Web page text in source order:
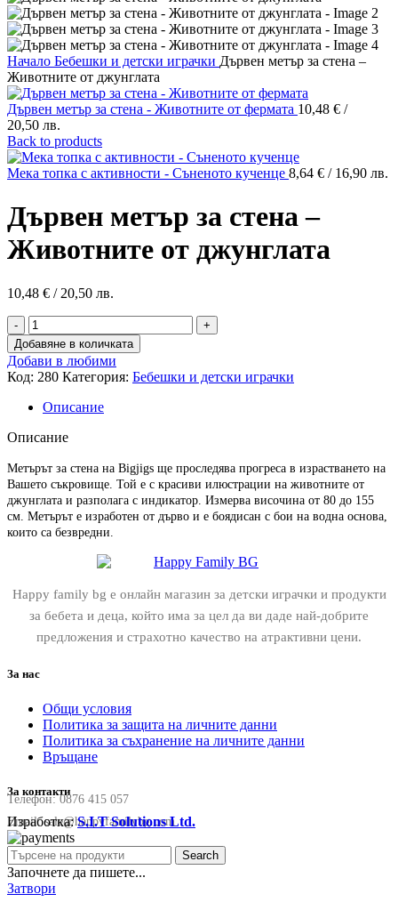
Начало Бебешки и детски играчки Дървен метър за стена –
Животните от джунглата
Дървен метър за стена - Животните от фермата 10,48 € /
20,50 лв.
Back to products
Мека топка с активности - Съненото кученце 8,64 € / 16,90 лв.
Дървен метър за стена –
Животните от джунглата
10,48 € / 20,50 лв.
количество
за
Дървен
метър
за
стена
Животните
джунглата
Добавяне в количката
Добави в любими
Код: 280 Категория: Бебешки и детски играчки
Описание
Описание
Метърът за стена на Bigjigs ще проследява прогреса в израстването на
Вашето съкровище. Той е с красиви илюстрации на животните от
джунглата и разполага с индикатор. Измерва височина от 80 до 155
см. Метърът е изработен от дърво и е боядисан с бои на водна основа,
които са безвредни.
Happy family bg е онлайн магазин за детски играчки и продукти
за бебета и деца, който има за цел да ви даде най-добрите
предложения и страхотно качество на атрактивни цени.
За нас
Общи условия
Политика за защита на личните данни
Политика за съхранение на личните данни
Връщане
За контакти
Телефон:0876 415 057
Email:sale@happyfamilybg.com
Изработка:S.I.T Solutions Ltd.
Search
Започнете да пишете...
Затвори